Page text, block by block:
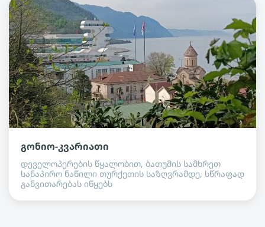
გონიო-კვარიათი
დეველოპერების წყალობით, ბათუმის სამხრეთ
სანაპირო ნაწილი თურქეთის საზღვრამდე, სწრაფად
განვითარებას იწყებს